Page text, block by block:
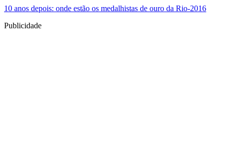
10 anos depois: onde estão os medalhistas de ouro da Rio-2016
Publicidade